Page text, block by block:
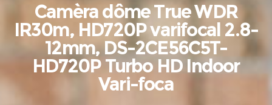
Camèra dôme True WDR
IR30m, HD720P varifocal 2.8-
12mm, DS-2CE56C5T-
HD720P Turbo HD Indoor
Vari-foca